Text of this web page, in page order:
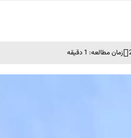
زمان مطالعه: 1 دقیقه